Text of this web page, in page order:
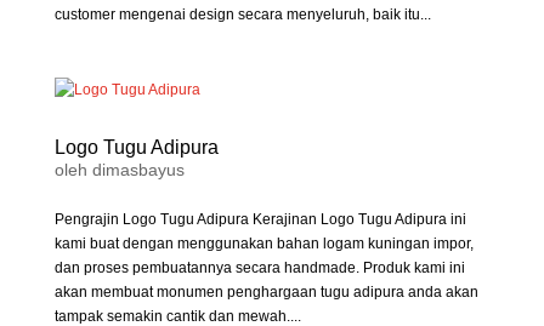
customer mengenai design secara menyeluruh, baik itu...
Logo Tugu Adipura
oleh dimasbayus
Pengrajin Logo Tugu Adipura Kerajinan Logo Tugu Adipura ini
kami buat dengan menggunakan bahan logam kuningan impor,
dan proses pembuatannya secara handmade. Produk kami ini
akan membuat monumen penghargaan tugu adipura anda akan
tampak semakin cantik dan mewah....